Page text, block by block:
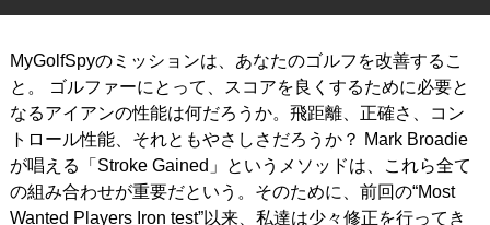
MyGolfSpyのミッションは、あなたのゴルフを改善するこ
と。 ゴルファーにとって、スコアを良くするために必要と
なるアイアンの性能は何だろうか。飛距離、正確さ、コン
トロール性能、それともやさしさだろうか？ Mark Broadie
が唱える「Stroke Gained」というメソッドは、これら全て
の組み合わせが重要だという。そのために、前回の“Most
Wanted Players Iron test”以来、私達は少々修正を行ってき
WEDGES ウェッジ
PUTTERS パター
OTHER その他